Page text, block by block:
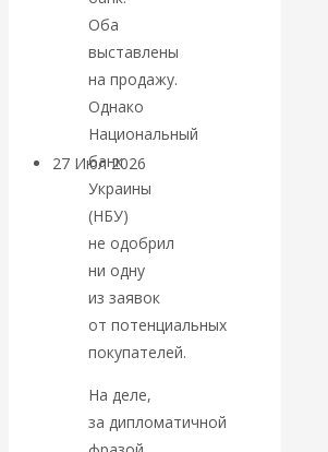
ростовщики»:
вчера и сегодня
27 Июл 2026
валютная система
Валентин
КАтасонов.
«МЕТОД
ОТМЫВАНИЯ
Оба
выставлены
на продажу.
Однако
Национальный
банк
Украины
(НБУ)
не одобрил
ни одну
из заявок
от потенциальных
покупателей.
На деле,
за дипломатичной